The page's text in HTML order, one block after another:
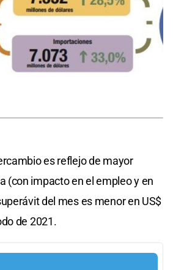
es reflejo de mayor
(con impacto en el empleo y en
del mes es menor en US$
de 2021.